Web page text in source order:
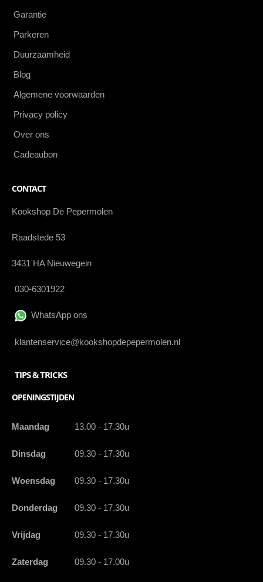
Garantie
Parkeren
Duurzaamheid
Blog
Algemene voorwaarden
Privacy policy
Over ons
Cadeaubon
CONTACT
Kookshop De Pepermolen
Raadstede 53
3431 HA Nieuwegein
030-6301922
WhatsApp ons
klantenservice@kookshopdepepermolen.nl
TIPS & TRICKS
OPENINGSTIJDEN
Maandag 13.00 - 17.30u
Dinsdag 09.30 - 17.30u
Woensdag 09.30 - 17.30u
Donderdag 09.30 - 17.30u
Vrijdag 09.30 - 17.30u
Zaterdag 09.30 - 17.00u